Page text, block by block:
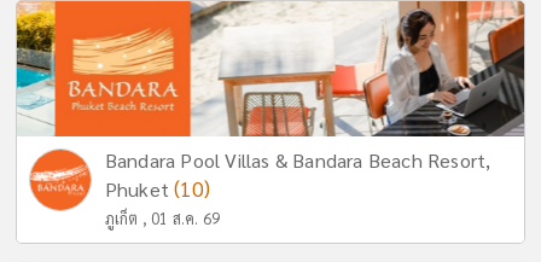
Bandara Pool Villas & Bandara Beach Resort,
Phuket(10)
ภูเก็ต , 01 ส.ค. 69